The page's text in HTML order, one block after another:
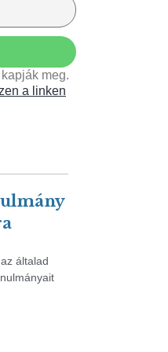
meg.
a linken
általad